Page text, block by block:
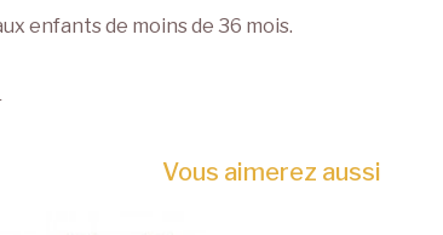
enfants de moins de 36 mois.
Vous aimerez aussi